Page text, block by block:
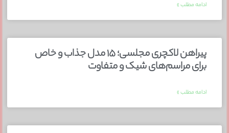
ادامه مطلب »
پیراهن لاکچری مجلسی؛ ۱۵ مدل جذاب و خاص
برای مراسم‌های شیک و متفاوت
ادامه مطلب »